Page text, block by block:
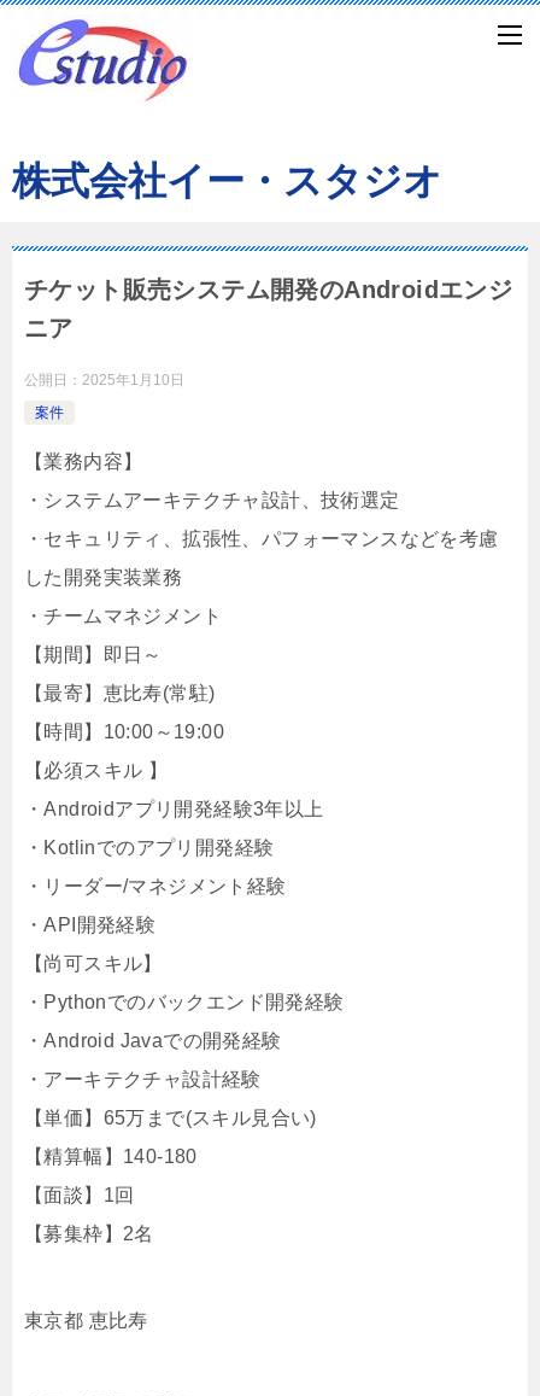
株式会社イー・スタジオ
チケット販売システム開発のAndroidエンジ
ニア
公開日： 2025年1月10日
案件
【業務内容】
・システムアーキテクチャ設計、技術選定
・セキュリティ、拡張性、パフォーマンスなどを考慮
した開発実装業務
・チームマネジメント
【期間】即日～
【最寄】恵比寿(常駐)
【時間】10:00～19:00
【必須スキル 】
・Androidアプリ開発経験3年以上
・Kotlinでのアプリ開発経験
・リーダー/マネジメント経験
・API開発経験
【尚可スキル】
・Pythonでのバックエンド開発経験
・Android Javaでの開発経験
・アーキテクチャ設計経験
【単価】65万まで(スキル見合い)
【精算幅】140-180
【面談】1回
【募集枠】2名
東京都 恵比寿